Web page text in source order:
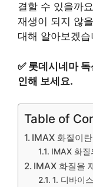
결할 수 있을까
재생이 되지 않
대해 알아보겠습
✅ 롯데시네마
인해 보세요.
Table of
IMAX 화질이
IMAX 화질
IMAX 화질을
1. 디바이